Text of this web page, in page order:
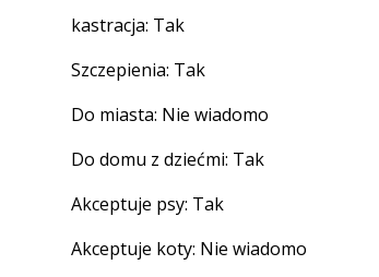
kastracja: Tak
Szczepienia: Tak
Do miasta: Nie wiadomo
Do domu z dziećmi: Tak
Akceptuje psy: Tak
Akceptuje koty: Nie wiadomo